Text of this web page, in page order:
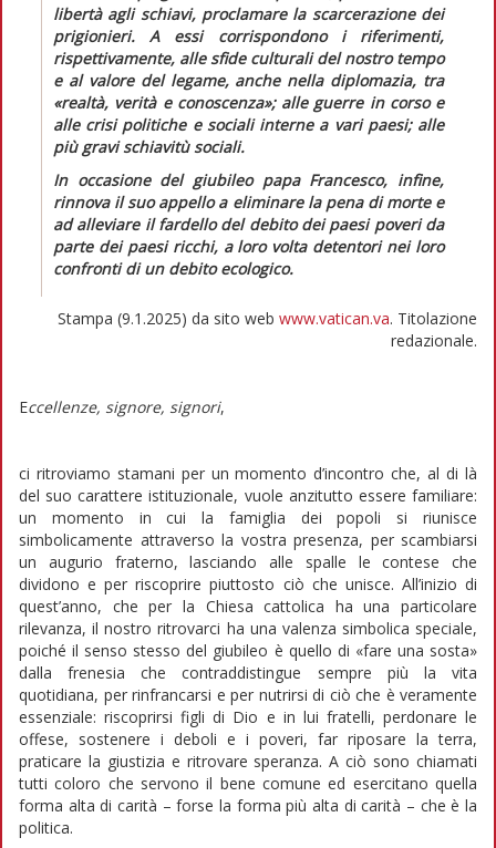
libertà agli schiavi, proclamare la scarcerazione dei
prigionieri. A essi corrispondono i riferimenti,
rispettivamente, alle sfide culturali del nostro tempo
e al valore del legame, anche nella diplomazia, tra
«realtà, verità e conoscenza»; alle guerre in corso e
alle crisi politiche e sociali interne a vari paesi; alle
più gravi schiavitù sociali.
In occasione del giubileo papa Francesco, infine,
rinnova il suo appello a eliminare la pena di morte e
ad alleviare il fardello del debito dei paesi poveri da
parte dei paesi ricchi, a loro volta detentori nei loro
confronti di un debito ecologico.
Stampa (9.1.2025) da sito web www.vatican.va. Titolazione
redazionale.
Eccellenze, signore, signori,
ci ritroviamo stamani per un momento d’incontro che, al di là
del suo carattere istituzionale, vuole anzitutto essere familiare:
un momento in cui la famiglia dei popoli si riunisce
simbolicamente attraverso la vostra presenza, per scambiarsi
un augurio fraterno, lasciando alle spalle le contese che
dividono e per riscoprire piuttosto ciò che unisce. All’inizio di
quest’anno, che per la Chiesa cattolica ha una particolare
rilevanza, il nostro ritrovarci ha una valenza simbolica speciale,
poiché il senso stesso del giubileo è quello di «fare una sosta»
dalla frenesia che contraddistingue sempre più la vita
quotidiana, per rinfrancarsi e per nutrirsi di ciò che è veramente
essenziale: riscoprirsi figli di Dio e in lui fratelli, perdonare le
offese, sostenere i deboli e i poveri, far riposare la terra,
praticare la giustizia e ritrovare speranza. A ciò sono chiamati
tutti coloro che servono il bene comune ed esercitano quella
forma alta di carità – forse la forma più alta di carità – che è la
politica.